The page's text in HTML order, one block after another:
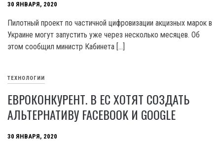
30 ЯНВАРЯ, 2020
Пилотный проект по частичной цифровизации акцизных марок в
Украине могут запустить уже через несколько месяцев. Об
этом сообщил министр Кабинета […]
ТЕХНОЛОГИИ
ЕВРОКОНКУРЕНТ. В ЕС ХОТЯТ СОЗДАТЬ
АЛЬТЕРНАТИВУ FACEBOOK И GOOGLE
30 ЯНВАРЯ, 2020